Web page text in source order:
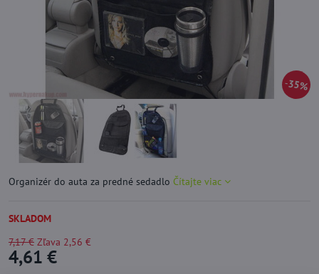
35%
Organizér do auta za predné sedadlo Čítajte viac
SKLADOM
7,17 € Zľava 2,56 €
4,61 €